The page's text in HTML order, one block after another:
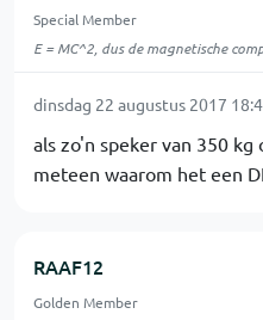
Special Member
E = MC^2, dus de magnetische
dinsdag 22 augustus 2017
als zo'n speker van 350
meteen waarom het een
RAAF12
Golden Member